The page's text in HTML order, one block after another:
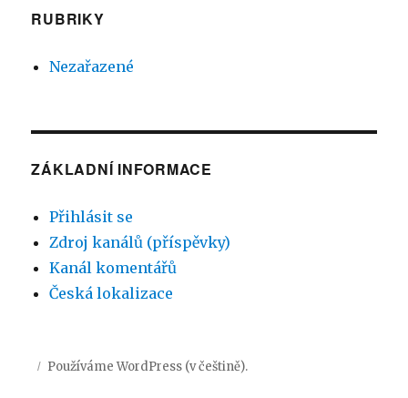
RUBRIKY
Nezařazené
ZÁKLADNÍ INFORMACE
Přihlásit se
Zdroj kanálů (příspěvky)
Kanál komentářů
Česká lokalizace
Používáme WordPress (v češtině).